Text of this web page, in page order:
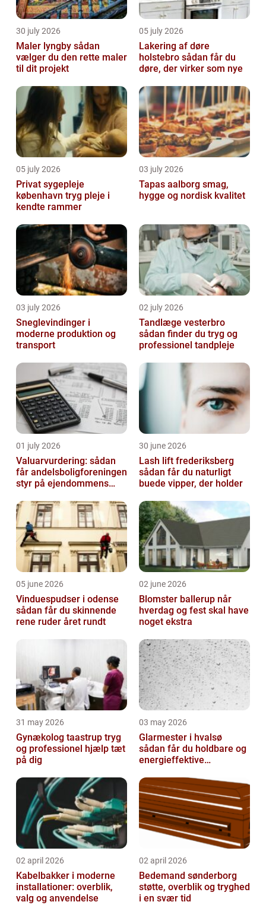
30 july 2026
Maler lyngby sådan
vælger du den rette maler
til dit projekt
05 july 2026
Lakering af døre
holstebro sådan får du
døre, der virker som nye
05 july 2026
Privat sygepleje
københavn tryg pleje i
kendte rammer
03 july 2026
Tapas aalborg smag,
hygge og nordisk kvalitet
03 july 2026
Sneglevindinger i
moderne produktion og
transport
02 july 2026
Tandlæge vesterbro
sådan finder du tryg og
professionel tandpleje
01 july 2026
Valuarvurdering: sådan
får andelsboligforeningen
styr på ejendommens
30 june 2026
Lash lift frederiksberg
sådan får du naturligt
buede vipper, der holder
05 june 2026
Vinduespudser i odense
sådan får du skinnende
rene ruder året rundt
02 june 2026
Blomster ballerup når
hverdag og fest skal have
noget ekstra
31 may 2026
Gynækolog taastrup tryg
og professionel hjælp tæt
på dig
03 may 2026
Glarmester i hvalsø
sådan får du holdbare og
energieffektive
02 april 2026
Kabelbakker i moderne
installationer: overblik,
valg og anvendelse
02 april 2026
Bedemand sønderborg
støtte, overblik og tryghed
i en svær tid